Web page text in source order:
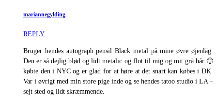
mariannegylding
REPLY
Bruger hendes autograph pensil Black metal på mine øvre øjenlåg.
Den er så dejlig blød og lidt metalic og flot til mig og mit grå hår 🙂
købte den i NYC og er glad for at høre at det snart kan købes i DK.
Var i øvrigt med min store pige inde og se hendes tatoo studio i LA –
sejt sted og lidt skræmmende.